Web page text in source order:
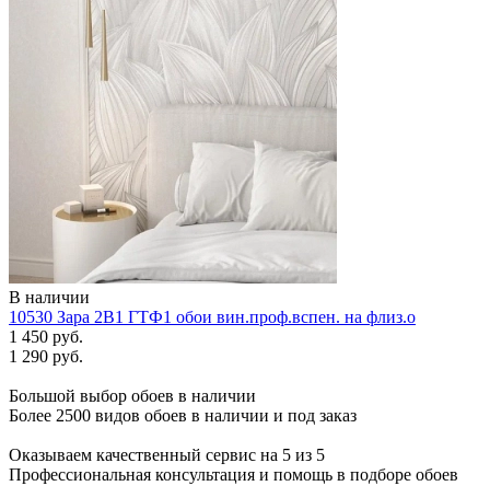
В наличии
10530 Зара 2В1 ГТФ1 обои вин.проф.вспен. на флиз.о
1 450 руб.
1 290 руб.
Большой выбор обоев в наличии
Более 2500 видов обоев в наличии и под заказ
Оказываем качественный сервис на 5 из 5
Профессиональная консультация и помощь в подборе обоев